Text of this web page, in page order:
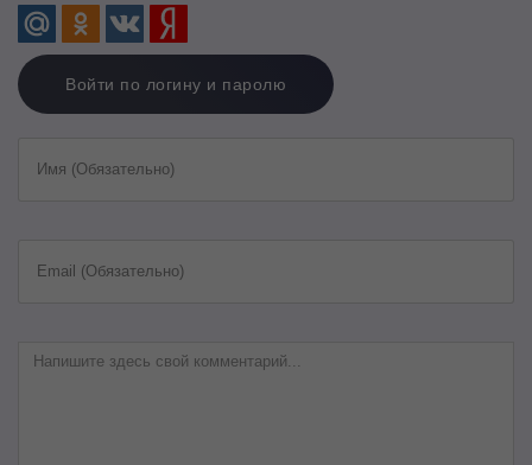
Войти по логину и паролю
Имя (Обязательно)
Email (Обязательно)